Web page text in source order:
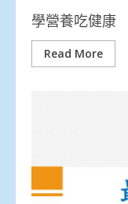
學營養吃健康
Read More